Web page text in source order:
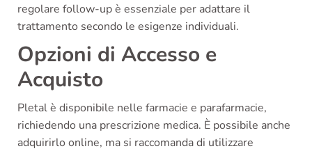
regolare follow-up è essenziale per adattare il
trattamento secondo le esigenze individuali.
Opzioni di Accesso e
Acquisto
Pletal è disponibile nelle farmacie e parafarmacie,
richiedendo una prescrizione medica. È possibile anche
adquirirlo online, ma si raccomanda di utilizzare